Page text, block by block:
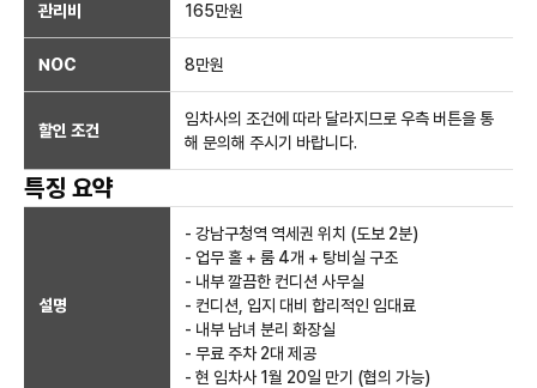
관리비 165만원
NOC 8만원
할인 조건
임차사의 조건에 따라 달라지므로 우측 버튼을 통
해 문의해 주시기 바랍니다.
특징 요약
설명
- 강남구청역 역세권 위치 (도보 2분)
- 업무 홀 + 룸 4개 + 탕비실 구조
- 내부 깔끔한 컨디션 사무실
- 컨디션, 입지 대비 합리적인 임대료
- 내부 남녀 분리 화장실
- 무료 주차 2대 제공
- 현 임차사 1월 20일 만기 (협의 가능)